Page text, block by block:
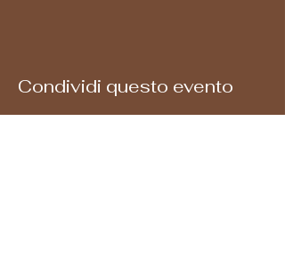
Condividi questo evento